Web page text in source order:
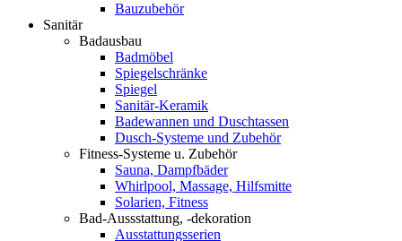
Bauzubehör
Sanitär
Badausbau
Badmöbel
Spiegelschränke
Spiegel
Sanitär-Keramik
Badewannen und Duschtassen
Dusch-Systeme und Zubehör
Fitness-Systeme u. Zubehör
Sauna, Dampfbäder
Whirlpool, Massage, Hilfsmitte
Solarien, Fitness
Bad-Aussstattung, -dekoration
Ausstattungsserien